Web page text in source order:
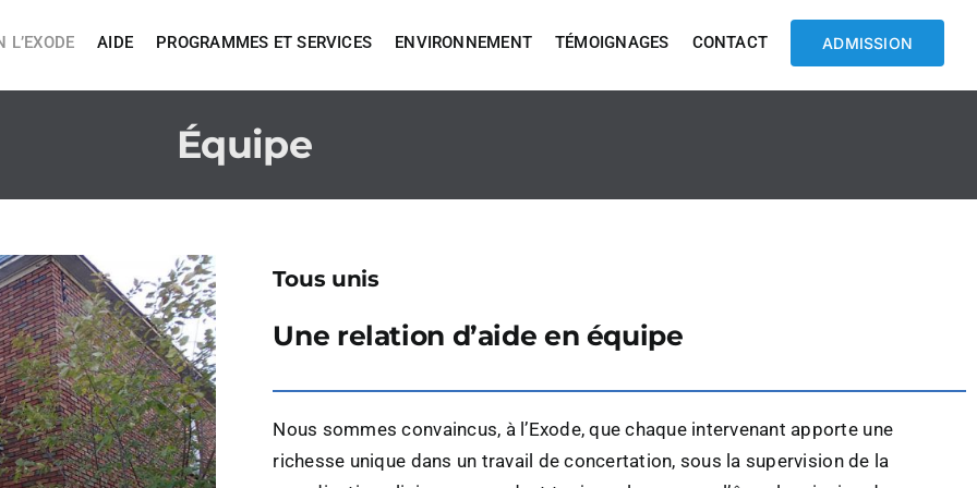
L’EXODE AIDE PROGRAMMES ET SERVICES ENVIRONNEMENT TÉMOIGNAGES CONTACT ADMISSION
Équipe
Tous unis
Une relation d’aide en équipe
Nous sommes convaincus, à l’Exode, que chaque intervenant apporte une
richesse unique dans un travail de concertation, sous la supervision de la